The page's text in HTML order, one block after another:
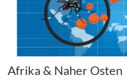
Afrika & Naher Osten